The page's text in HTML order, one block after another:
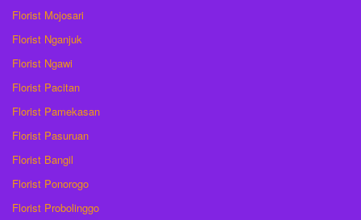
Florist Mojosari
Florist Nganjuk
Florist Ngawi
Florist Pacitan
Florist Pamekasan
Florist Pasuruan
Florist Bangil
Florist Ponorogo
Florist Probolinggo